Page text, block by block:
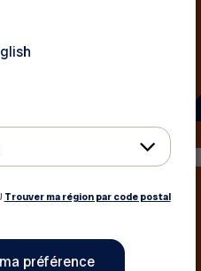
Trouver ma région par code postal